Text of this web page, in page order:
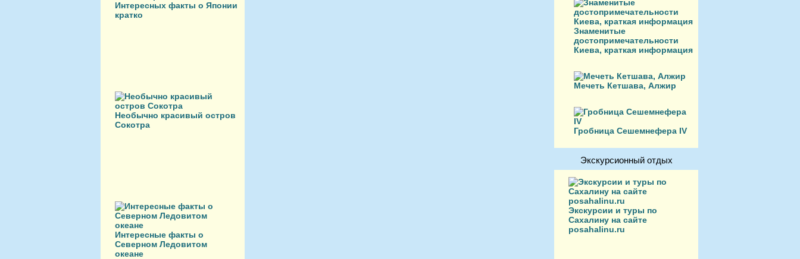
Интересных факты о Японии
кратко
Необычно красивый остров
Сокотра
Интересные факты о
Северном Ледовитом
океане
Знаменитые
достопримечательности
Киева, краткая информация
Мечеть Кетшава, Алжир
Гробница Сешемнефера IV
Экскурсионный отдых
Экскурсии и туры по
Сахалину на сайте
posahalinu.ru